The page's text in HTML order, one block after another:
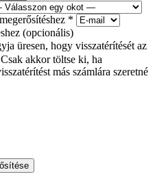
*
(opcionális)
üresen, hogy visszatérítését az
akkor töltse ki, ha
más számlára szeretné